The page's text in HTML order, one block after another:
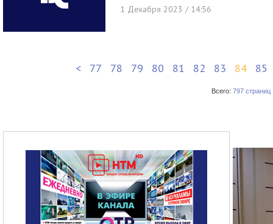
1 Декабря 2023 / 14:56
< 77 78 79 80 81 82 83 84 85
Всего: 797 страниц